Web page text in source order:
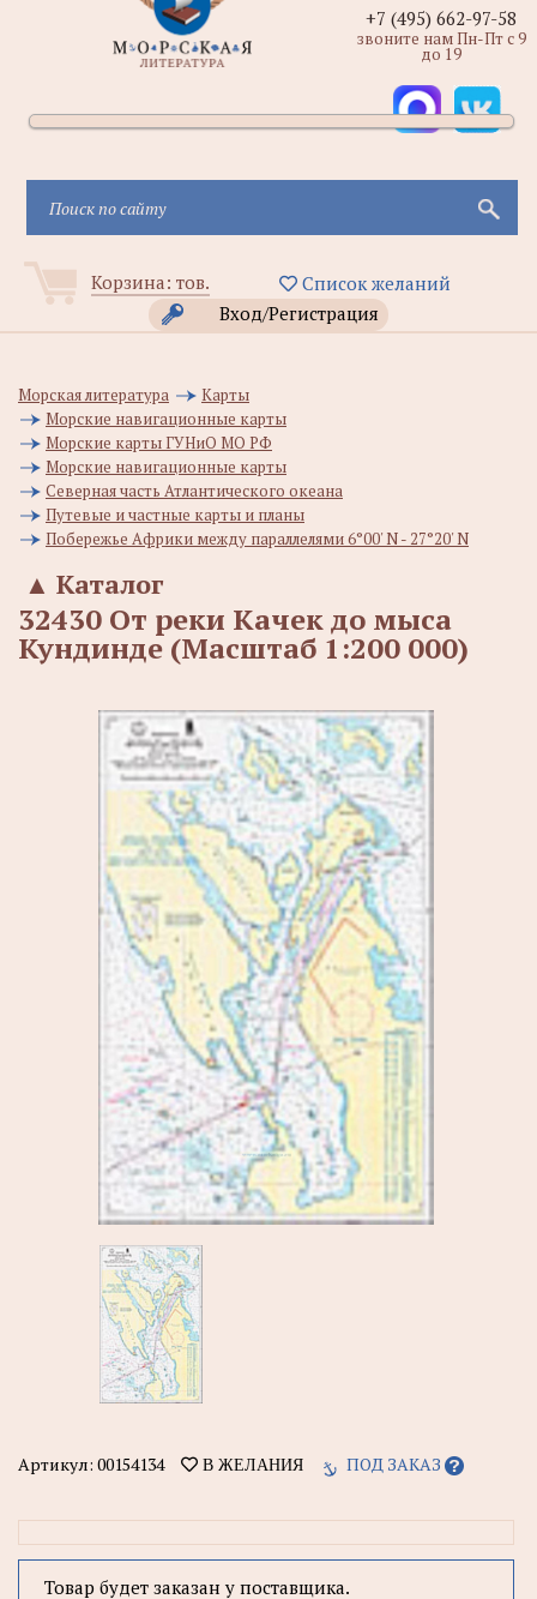
Корзина: тов.
Список желаний
Вход/Регистрация
+7 (495) 662-97-58
звоните нам Пн-Пт с 9
до 19
Морская литература
Карты
Морские навигационные карты
Морские карты ГУНиО МО РФ
Морские навигационные карты
Северная часть Атлантического океана
Путевые и частные карты и планы
Побережье Африки между параллелями 6°00' N - 27°20' N
Каталог
▲
32430 От реки Качек до мыса
Кундинде (Масштаб 1:200 000)
Артикул: 00154134 В ЖЕЛАНИЯ ПОД ЗАКАЗ
Товар будет заказан у поставщика.